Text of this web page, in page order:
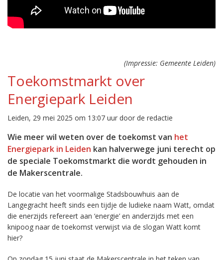
(Impressie: Gemeente Leiden)
Toekomstmarkt over
Energiepark Leiden
Leiden, 29 mei 2025 om 13:07 uur door de redactie
Wie meer wil weten over de toekomst van het
Energiepark in Leiden kan halverwege juni terecht op
de speciale Toekomstmarkt die wordt gehouden in
de Makerscentrale.
De locatie van het voormalige Stadsbouwhuis aan de
Langegracht heeft sinds een tijdje de ludieke naam Watt, omdat
die enerzijds refereert aan ‘energie’ en anderzijds met een
knipoog naar de toekomst verwijst via de slogan Watt komt
hier?